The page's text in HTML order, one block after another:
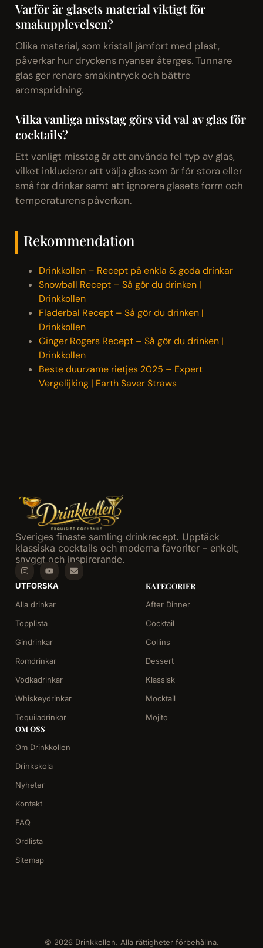
Varför är glasets material viktigt för
smakupplevelsen?
Olika material, som kristall jämfört med plast,
påverkar hur dryckens nyanser återges. Tunnare
glas ger renare smakintryck och bättre
aromspridning.
Vilka vanliga misstag görs vid val av glas för
cocktails?
Ett vanligt misstag är att använda fel typ av glas,
vilket inkluderar att välja glas som är för stora eller
små för drinkar samt att ignorera glasets form och
temperaturens påverkan.
Rekommendation
Drinkkollen – Recept på enkla & goda drinkar
Snowball Recept – Så gör du drinken |
Drinkkollen
Fladerbal Recept – Så gör du drinken |
Drinkkollen
Ginger Rogers Recept – Så gör du drinken |
Drinkkollen
Beste duurzame rietjes 2025 – Expert
Vergelijking | Earth Saver Straws
Sveriges finaste samling drinkrecept. Upptäck
klassiska cocktails och moderna favoriter – enkelt,
snyggt och inspirerande.
UTFORSKA
Alla drinkar
Topplista
Gindrinkar
Romdrinkar
Vodkadrinkar
Whiskeydrinkar
Tequiladrinkar
KATEGORIER
After Dinner
Cocktail
Collins
Dessert
Klassisk
Mocktail
Mojito
OM OSS
Om Drinkkollen
Drinkskola
Nyheter
Kontakt
FAQ
Ordlista
Sitemap
© 2026 Drinkkollen. Alla rättigheter förbehållna.